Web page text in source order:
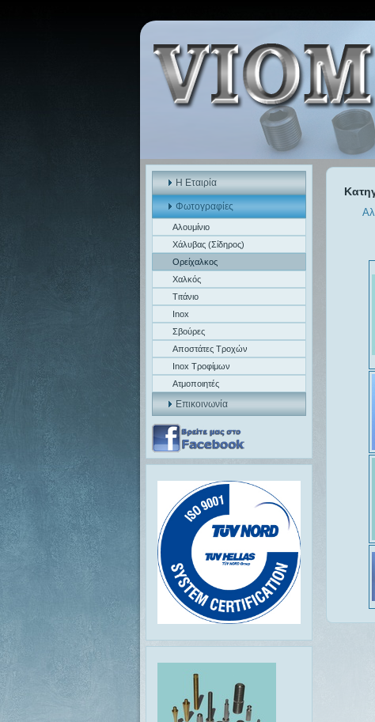
Η Εταιρία
Φωτογραφίες
Αλουμίνιο
Χάλυβας (Σίδηρος)
Ορείχαλκος
Χαλκός
Τιτάνιο
Inox
Σβούρες
Αποστάτες Τροχών
Inox Τροφίμων
Ατμοποιητές
Επικοινωνία